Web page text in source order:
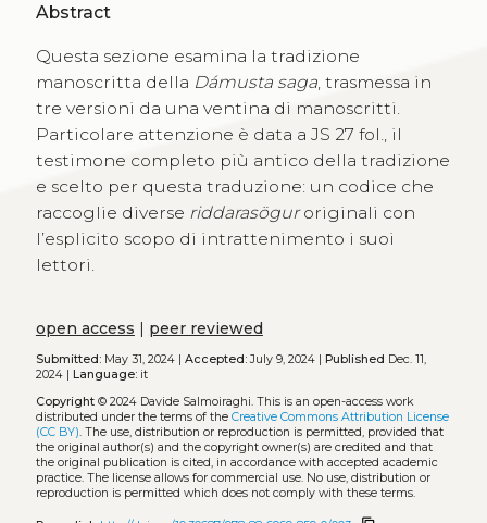
Abstract
Questa sezione esamina la tradizione
manoscritta della Dámusta saga, trasmessa in
tre versioni da una ventina di manoscritti.
Particolare attenzione è data a JS 27 fol., il
testimone completo più antico della tradizione
e scelto per questa traduzione: un codice che
raccoglie diverse riddarasöguroriginali con
l’esplicito scopo di intrattenimento i suoi
lettori.
open access | peer reviewed
Submitted:May 31, 2024 | Accepted:July 9, 2024 | Published Dec. 11,
2024 | Language:it
Copyright© 2024 Davide Salmoiraghi. This is an open-access work
distributed under the terms of the Creative Commons Attribution License
(CC BY). The use, distribution or reproduction is permitted, provided that
the original author(s) and the copyright owner(s) are credited and that
the original publication is cited, in accordance with accepted academic
practice. The license allows for commercial use. No use, distribution or
reproduction is permitted which does not comply with these terms.